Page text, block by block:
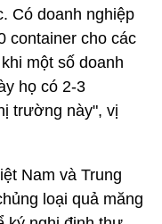
Có doanh nghiệp
container cho các
một số doanh
họ có 2-3
trường này", vị
Nam và Trung
loại quả măng